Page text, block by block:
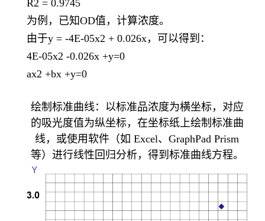
R2 = 0.9745
为例，已知OD值，计算浓度。
由于y = -4E-05x2 + 0.026x，可以得到：
4E-05x2 -0.026x +y=0
ax2 +bx +y=0
绘制标准曲线：以标准品浓度为横坐标，对应
的吸光度值为纵坐标，在坐标纸上绘制标准曲
线，或使用软件（如 Excel、GraphPad Prism
等）进行线性回归分析，得到标准曲线方程。